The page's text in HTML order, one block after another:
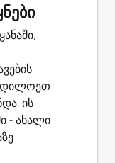
ის
- ახალი